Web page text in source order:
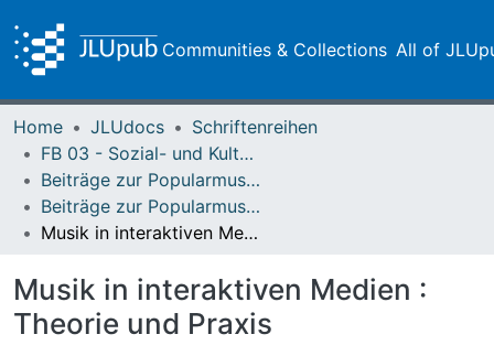
Communities & Collections All of
Home JLUdocs
Schriftenreihen
FB 03 - Sozial- und Kulturwissenschaften
Beiträge zur Popularmusikforschung
Beiträge zur Popularmusikforschung 19/20 (1996)
Musik in interaktiven Medien : Theorie und Praxis
Musik in interaktiven Medien :
Theorie und Praxis